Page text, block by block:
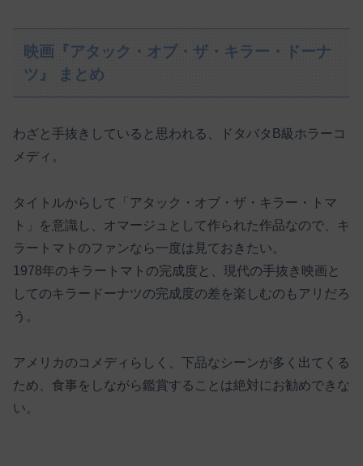
映画『アタック・オブ・ザ・キラー・ドーナ
ツ』 まとめ
わざと手抜きしていると思われる、ドタバタB級ホラーコ
メディ。
タイトルからして「アタック・オブ・ザ・キラー・トマ
ト」を意識し、オマージュとして作られた作品なので、キ
ラートマトのファンなら一度は見ておきたい。
1978年のキラートマトの完成度と、現代の手抜き映画と
してのキラードーナツの完成度の差を楽しむのもアリだろ
う。
アメリカのコメディらしく、下品なシーンが多く出てくる
ため、食事をしながら鑑賞することは絶対にお勧めできな
い。